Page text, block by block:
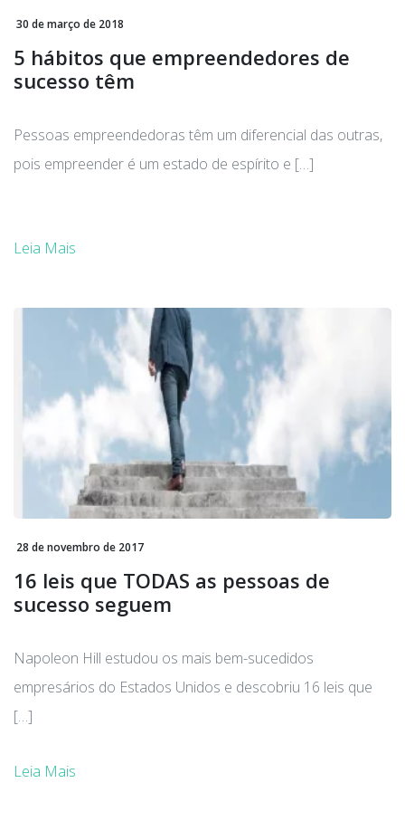
30 de março de 2018
5 hábitos que empreendedores de
sucesso têm
Pessoas empreendedoras têm um diferencial das outras,
pois empreender é um estado de espírito e […]
Leia Mais
28 de novembro de 2017
16 leis que TODAS as pessoas de
sucesso seguem
Napoleon Hill estudou os mais bem-sucedidos
empresários do Estados Unidos e descobriu 16 leis que
[…]
Leia Mais